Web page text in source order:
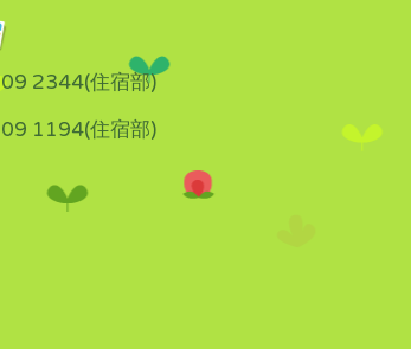
2344(住宿部)
1194(住宿部)